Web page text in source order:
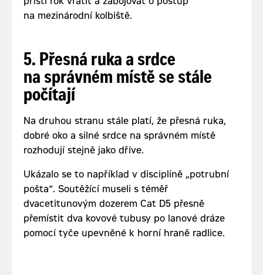
na mezinárodní kolbiště.
5. Přesná ruka a srdce
na správném místě se stále
počítají
Na druhou stranu stále platí, že přesná ruka,
dobré oko a silné srdce na správném místě
rozhodují stejně jako dříve.
Ukázalo se to například v disciplíně „potrubní
pošta“. Soutěžící museli s téměř
dvacetitunovým dozerem Cat D5 přesně
přemístit dva kovové tubusy po lanové dráze
pomocí tyče upevněné k horní hraně radlice.